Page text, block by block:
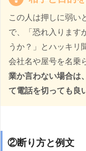
この人は押しに弱い
で、「恐れ入ります
うか？」とハッキリ
会社名や屋号を名乗
業か言わない場合は
て電話を切っても良
②断り方と例文